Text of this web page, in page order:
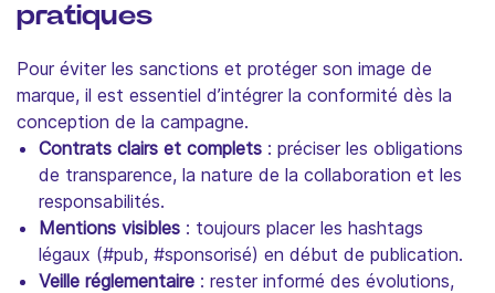
pratiques
Pour éviter les sanctions et protéger son image de
marque, il est essentiel d’intégrer la conformité dès la
conception de la campagne.
Contrats clairs et complets : préciser les obligations
de transparence, la nature de la collaboration et les
responsabilités.
Mentions visibles : toujours placer les hashtags
légaux (#pub, #sponsorisé) en début de publication.
Veille réglementaire : rester informé des évolutions,